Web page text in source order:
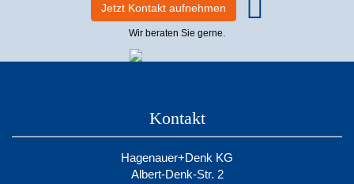
Jetzt Kontakt aufnehmen
Wir beraten Sie gerne.
Kontakt
Hagenauer+Denk KG
Albert-Denk-Str. 2